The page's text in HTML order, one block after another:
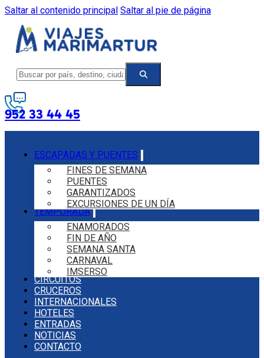
Saltar al contenido principal Saltar al pie de página
952 33 44 45
ESCAPADAS Y PUENTES
FINES DE SEMANA
PUENTES
GARANTIZADOS
EXCURSIONES DE UN DÍA
TEMPORADA
ENAMORADOS
FIN DE AÑO
SEMANA SANTA
CARNAVAL
IMSERSO
CIRCUITOS
CRUCEROS
INTERNACIONALES
HOTELES
ENTRADAS
NOTICIAS
CONTACTO